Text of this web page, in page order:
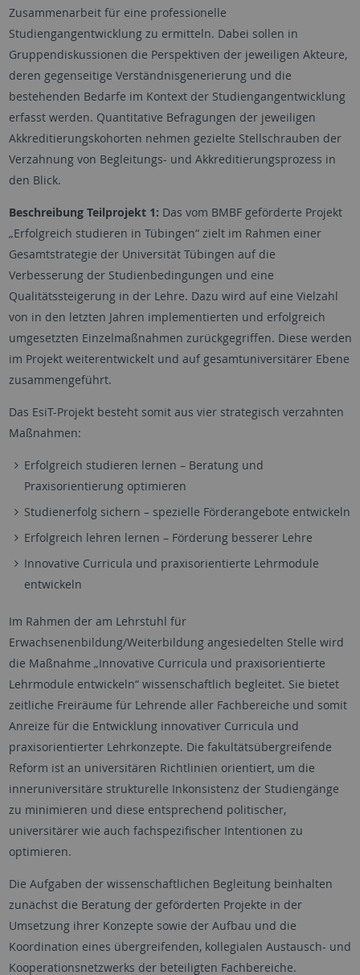
Zusammenarbeit für eine professionelle
Studiengangentwicklung zu ermitteln. Dabei sollen in
Gruppendiskussionen die Perspektiven der jeweiligen Akteure,
deren gegenseitige Verständnisgenerierung und die
bestehenden Bedarfe im Kontext der Studiengangentwicklung
erfasst werden. Quantitative Befragungen der jeweiligen
Akkreditierungskohorten nehmen gezielte Stellschrauben der
Verzahnung von Begleitungs- und Akkreditierungsprozess in
den Blick.
Beschreibung Teilprojekt 1: Das vom BMBF geförderte Projekt
„Erfolgreich studieren in Tübingen“ zielt im Rahmen einer
Gesamtstrategie der Universität Tübingen auf die
Verbesserung der Studienbedingungen und eine
Qualitätssteigerung in der Lehre. Dazu wird auf eine Vielzahl
von in den letzten Jahren implementierten und erfolgreich
umgesetzten Einzelmaßnahmen zurückgegriffen. Diese werden
im Projekt weiterentwickelt und auf gesamtuniversitärer Ebene
zusammengeführt.
Das EsiT-Projekt besteht somit aus vier strategisch verzahnten
Maßnahmen:
Erfolgreich studieren lernen – Beratung und
Praxisorientierung optimieren
Studienerfolg sichern – spezielle Förderangebote entwickeln
Erfolgreich lehren lernen – Förderung besserer Lehre
Innovative Curricula und praxisorientierte Lehrmodule
entwickeln
Im Rahmen der am Lehrstuhl für
Erwachsenenbildung/Weiterbildung angesiedelten Stelle wird
die Maßnahme „Innovative Curricula und praxisorientierte
Lehrmodule entwickeln“ wissenschaftlich begleitet. Sie bietet
zeitliche Freiräume für Lehrende aller Fachbereiche und somit
Anreize für die Entwicklung innovativer Curricula und
praxisorientierter Lehrkonzepte. Die fakultätsübergreifende
Reform ist an universitären Richtlinien orientiert, um die
inneruniversitäre strukturelle Inkonsistenz der Studiengänge
zu minimieren und diese entsprechend politischer,
universitärer wie auch fachspezifischer Intentionen zu
optimieren.
Die Aufgaben der wissenschaftlichen Begleitung beinhalten
zunächst die Beratung der geförderten Projekte in der
Umsetzung ihrer Konzepte sowie der Aufbau und die
Koordination eines übergreifenden, kollegialen Austausch- und
Kooperationsnetzwerks der beteiligten Fachbereiche.